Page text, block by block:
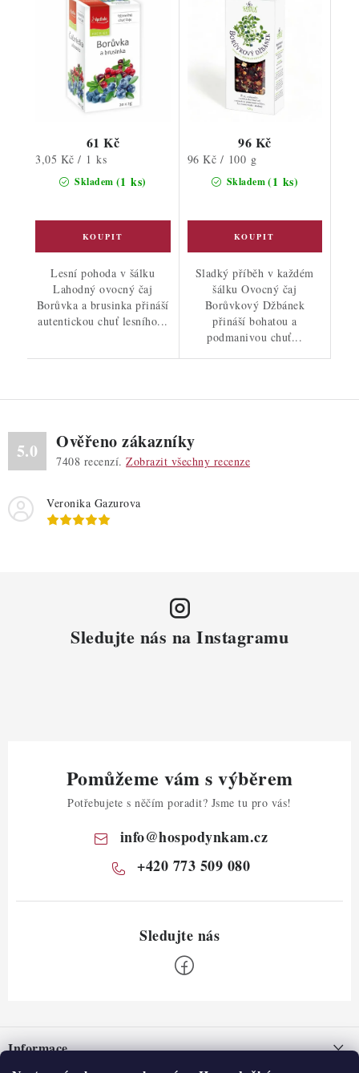
Skladem (1 ks)
61 Kč
Měrná
3,05 Kč / 1 ks
Lesní pohoda v šálku
Lahodný ovocný čaj
Borůvka a brusinka přináší
autentickou chuť lesního...
Skladem(1 ks)
96 Kč
Měrná
96 Kč / 100 g
Sladký příběh v každém
šálku Ovocný čaj
Borůvkový Džbánek
přináší bohatou a
podmanivou chuť...
5.0 Ověřeno zákazníky
7408 recenzí. Zobrazit všechny recenze
Veronika Gazurova
Sledujte nás na Instagramu
Pomůžeme vám s výběrem
Potřebujete s něčím poradit? Jsme tu pro vás!
info@hospodynkam.cz
+420 773 509 080
pInformace